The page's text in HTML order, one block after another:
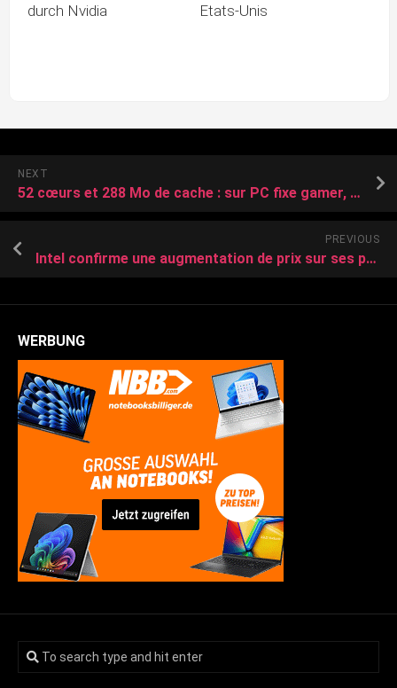
durch Nvidia
Etats-Unis
NEXT
52 cœurs et 288 Mo de cache : sur PC fixe gamer, Intel veut frapper fort avec ses prochains Core Ultra 400S Nova Lake
PREVIOUS
Intel confirme une augmentation de prix sur ses processeurs Core Ultra 7 270K et Ultra 5 250K
WERBUNG